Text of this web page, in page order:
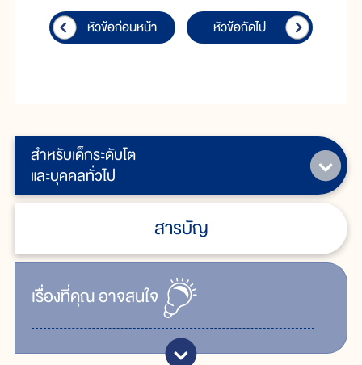
สำหรับเด็กระดับโต
และบุคคลทั่วไป
สารบัญ
เรื่ิองที่คุณอาจสนใจ
หัวข้อก่อนหน้า หัวข้อถัดไป